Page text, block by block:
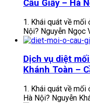
Cầu Giấy – Hà
1. Khái quát về mối
Nội? Nguyễn Ngọc
Dịch vụ diệt
Khánh Toàn –
1. Khái quát về mối
Hà Nội? Nguyễn